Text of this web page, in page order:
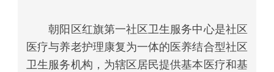
朝阳区红旗第一社区卫生服务中心是社区
医疗与养老护理康复为一体的医养结合型社区
卫生服务机构，为辖区居民提供基本医疗和基